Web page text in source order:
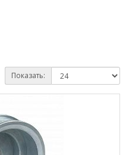
Показать: